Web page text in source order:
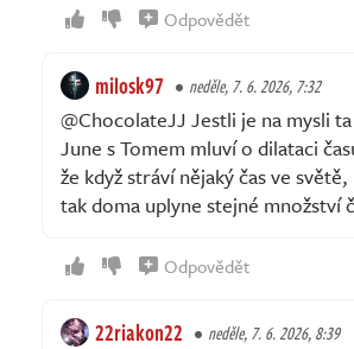
Odpovědět
milosk97 neděle, 7. 6. 2026, 7:32
@ChocolateJJ Jestli je na mysli
June s Tomem mluví o dilataci
že když stráví nějaký čas ve světě,
tak doma uplyne stejné množství
Odpovědět
22riakon22 neděle, 7. 6. 2026, 8:39